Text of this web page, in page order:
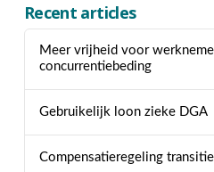
Recent articles
Meer vrijheid voor
concurrentiebeding
Gebruikelijk loon zieke DGA
Compensatieregeling